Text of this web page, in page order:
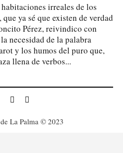
irreales de los
ya sé que existen de verdad
Pérez, reivindico con
necesidad de la palabra
y los humos del puro que,
llena de verbos...
La Palma © 2023